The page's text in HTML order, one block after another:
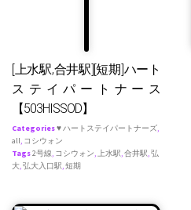
[上水駅,合井駅][短期]ハート
ステイパートナース
【503HISSOD】
Categories♥ ハートステイパートナーズ,
all, コシウォン
Tags2号線, コシウォン, 上水駅,合井駅,弘
大,弘大入口駅,短期